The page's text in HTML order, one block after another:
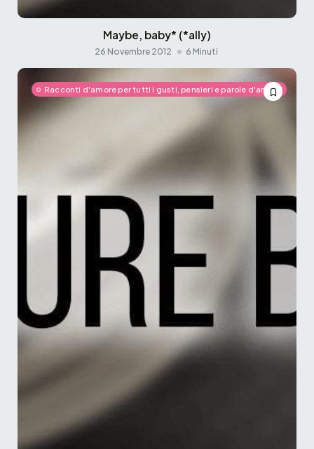
Maybe, baby* (*ally)
26 Novembre 2012 6 Minuti
Racconti d'amore per tutti i gusti, pensieri e parole d'amore